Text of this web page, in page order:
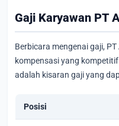
Gaji Karyawan PT
Berbicara mengenai gaji,
kompensasi yang
adalah kisaran gaji yang
Posisi